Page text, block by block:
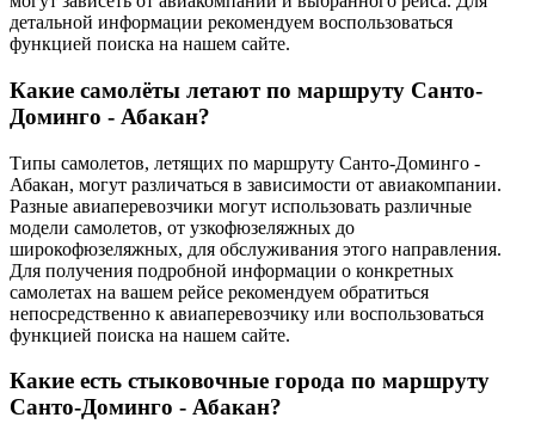
детальной информации рекомендуем воспользоваться
функцией поиска на нашем сайте.
Какие самолёты летают по маршруту Санто-
Доминго - Абакан?
Типы самолетов, летящих по маршруту Санто-Доминго -
Абакан, могут различаться в зависимости от авиакомпании.
Разные авиаперевозчики могут использовать различные
модели самолетов, от узкофюзеляжных до
широкофюзеляжных, для обслуживания этого направления.
Для получения подробной информации о конкретных
самолетах на вашем рейсе рекомендуем обратиться
непосредственно к авиаперевозчику или воспользоваться
функцией поиска на нашем сайте.
Какие есть стыковочные города по маршруту
Санто-Доминго - Абакан?